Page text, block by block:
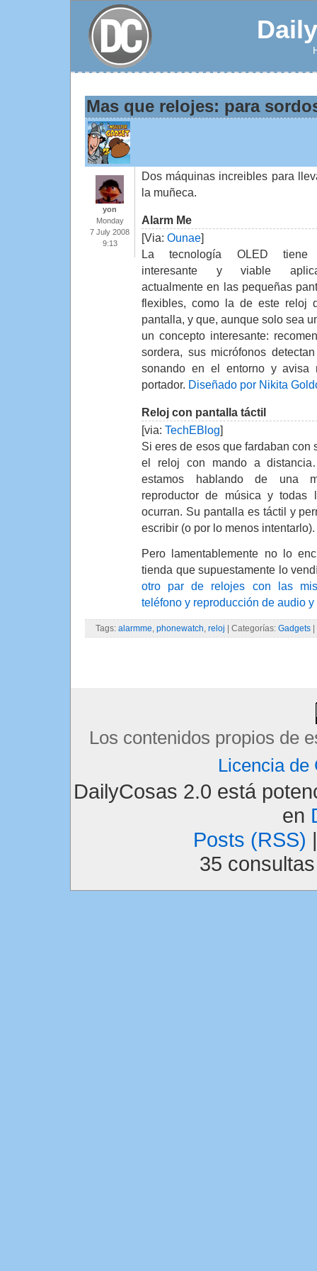
Mas que relojes: para
yon
Monday
7 July 2008
9:13
Dos máquinas increibles para
la muñeca.
Alarm Me
[Via: Ounae]
La tecnología OLED tiene
interesante y viable
actualmente en las pequeñas
flexibles, como la de este reloj
pantalla, y que, aunque solo sea
un concepto interesante:
sordera, sus micrófonos
sonando en el entorno y avisa
portador. Diseñado por Nikita
Reloj con pantalla táctil
[via: TechEBlog]
Si eres de esos que fardaban con
el reloj con mando a
estamos hablando de una
reproductor de música y todas
ocurran. Su pantalla es táctil y
escribir (o por lo menos intentarlo).
Pero lamentablemente no lo
tienda que supuestamente lo
otro par de relojes con las
teléfono y reproducción de audio
Tags: alarmme, phonewatch, reloj | Categorías: Gadgets
Los contenidos propios de
Licencia de
DailyCosas 2.0 está
en
Posts (RSS)
35